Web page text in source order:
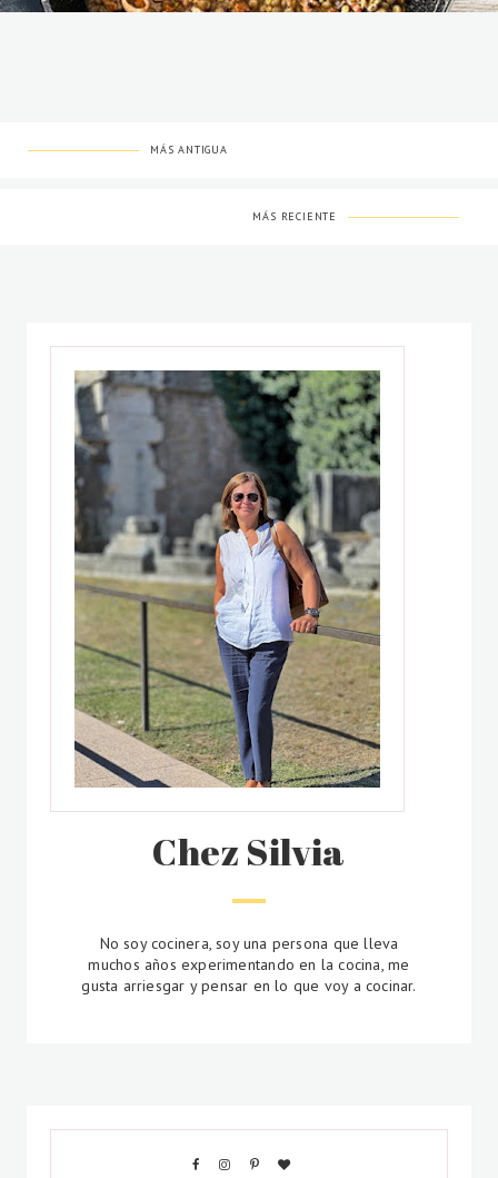
MÁS ANTIGUA
MÁS RECIENTE
Chez Silvia
No soy cocinera, soy una persona que lleva
muchos años experimentando en la cocina, me
gusta arriesgar y pensar en lo que voy a cocinar.